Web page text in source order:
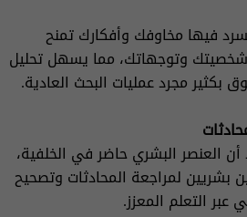
فيها مخاوفك وأفكارك تمنح
وتوجهاتك، مما يسهل تحليل
مجرد عمليات البحث العادية.
أن العنصر البشري حاضر في الخلفية،
بشريين لمراجعة المحادثات وتصحيح
عبر التعلم المعزز.